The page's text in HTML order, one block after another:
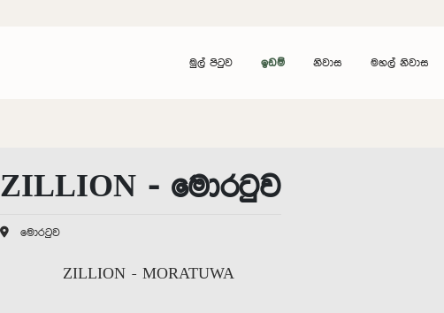
මුල් පිටුව ඉඩම් නිවාස මහල් නිවාස
ZILLION - මොරටුව
මොරටුව